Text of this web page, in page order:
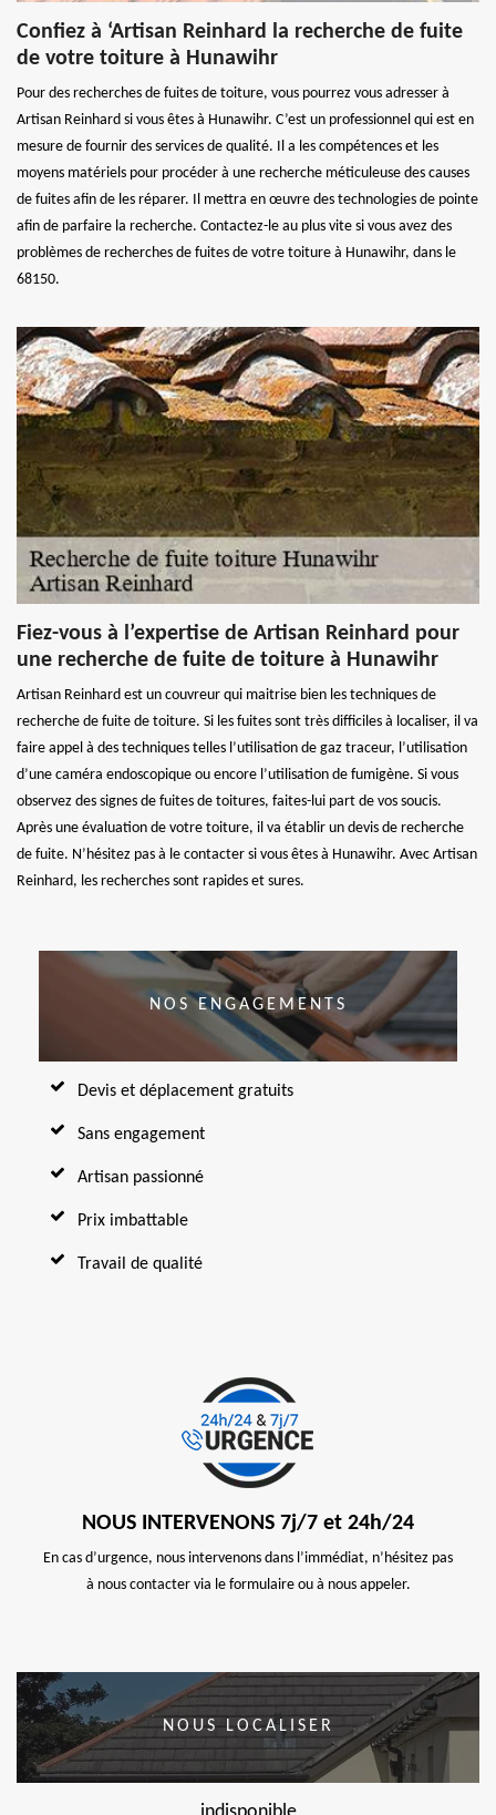
Confiez à ‘Artisan Reinhard la recherche de fuite
de votre toiture à Hunawihr
Pour des recherches de fuites de toiture, vous pourrez vous adresser à
Artisan Reinhard si vous êtes à Hunawihr. C’est un professionnel qui est en
mesure de fournir des services de qualité. Il a les compétences et les
moyens matériels pour procéder à une recherche méticuleuse des causes
de fuites afin de les réparer. Il mettra en œuvre des technologies de pointe
afin de parfaire la recherche. Contactez-le au plus vite si vous avez des
problèmes de recherches de fuites de votre toiture à Hunawihr, dans le
68150.
Fiez-vous à l’expertise de Artisan Reinhard pour
une recherche de fuite de toiture à Hunawihr
Artisan Reinhard est un couvreur qui maitrise bien les techniques de
recherche de fuite de toiture. Si les fuites sont très difficiles à localiser, il va
faire appel à des techniques telles l’utilisation de gaz traceur, l’utilisation
d’une caméra endoscopique ou encore l’utilisation de fumigène. Si vous
observez des signes de fuites de toitures, faites-lui part de vos soucis.
Après une évaluation de votre toiture, il va établir un devis de recherche
de fuite. N’hésitez pas à le contacter si vous êtes à Hunawihr. Avec Artisan
Reinhard, les recherches sont rapides et sures.
NOS ENGAGEMENTS
Devis et déplacement gratuits
Sans engagement
Artisan passionné
Prix imbattable
Travail de qualité
NOUS INTERVENONS 7j/7 et 24h/24
En cas d’urgence, nous intervenons dans l’immédiat, n’hésitez pas
à nous contacter via le formulaire ou à nous appeler.
NOUS LOCALISER